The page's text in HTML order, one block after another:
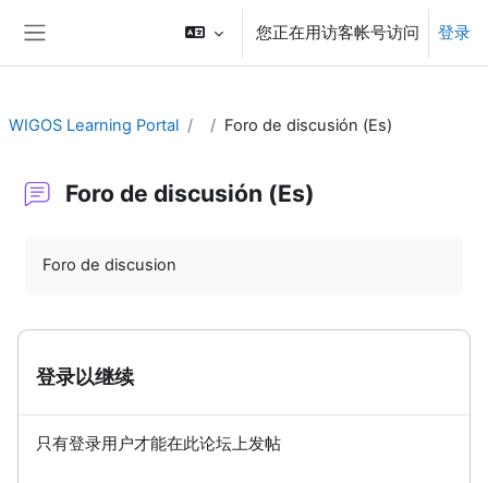
您正在用访客帐号访问 登录
WIGOS Learning Portal Foro de discusión (Es)
Foro de discusión (Es)
Foro de discusion
登录以继续
只有登录用户才能在此论坛上发帖